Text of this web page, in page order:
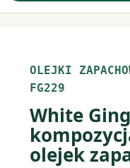
OLEJKI
FG229
White
olejek